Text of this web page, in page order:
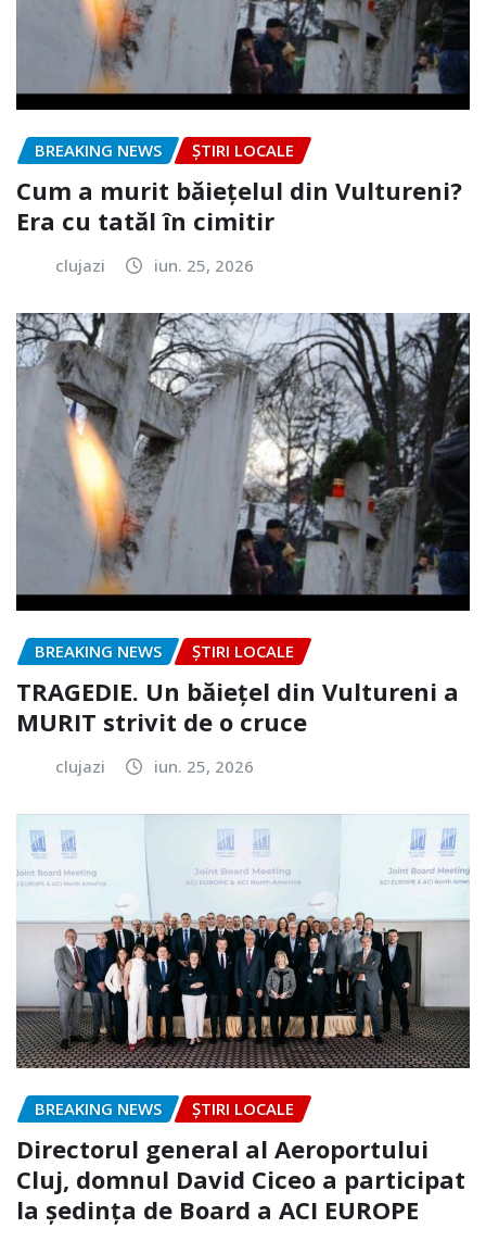
BREAKING NEWS ȘTIRI LOCALE
Cum a murit băiețelul din Vultureni?
Era cu tatăl în cimitir
clujazi iun. 25, 2026
BREAKING NEWS ȘTIRI LOCALE
TRAGEDIE. Un băiețel din Vultureni a
MURIT strivit de o cruce
clujazi iun. 25, 2026
BREAKING NEWS ȘTIRI LOCALE
Directorul general al Aeroportului
Cluj, domnul David Ciceo a participat
la ședința de Board a ACI EUROPE